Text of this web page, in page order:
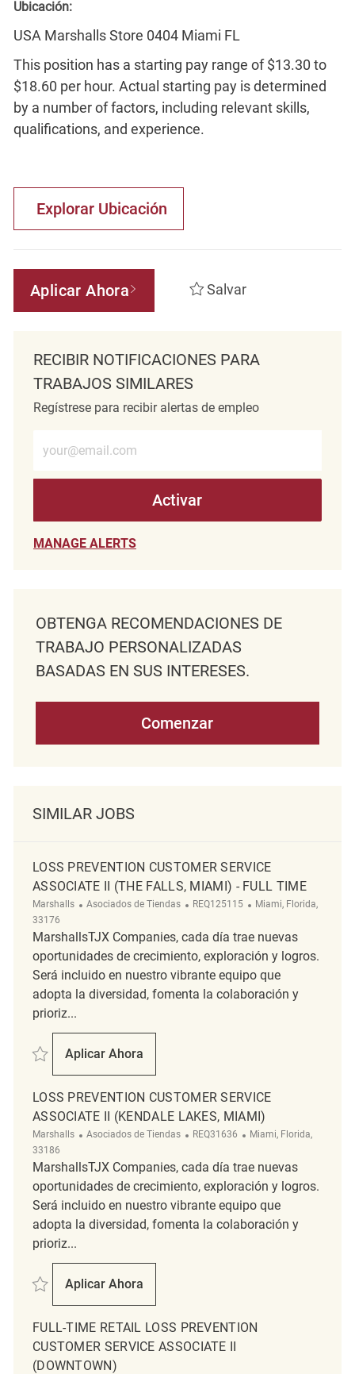
Ubicación:
USA Marshalls Store 0404 Miami FL
This position has a starting pay range of $13.30 to
$18.60 per hour. Actual starting pay is determined
by a number of factors, including relevant skills,
qualifications, and experience.
Explorar Ubicación
Aplicar Ahora Salvar
RECIBIR NOTIFICACIONES PARA
TRABAJOS SIMILARES
Regístrese para recibir alertas de empleo
Activar
MANAGE ALERTS
OBTENGA RECOMENDACIONES DE
TRABAJO PERSONALIZADAS
BASADAS EN SUS INTERESES.
Comenzar
SIMILAR JOBS
LOSS PREVENTION CUSTOMER SERVICE
ASSOCIATE II (THE FALLS, MIAMI) - FULL TIME
Marshalls Categoría
Asociados de Tiendas ReqId
REQ125115 Ubicación
Miami, Florida,
33176
MarshallsTJX Companies, cada día trae nuevas
oportunidades de crecimiento, exploración y logros.
Será incluido en nuestro vibrante equipo que
adopta la diversidad, fomenta la colaboración y
prioriz...
Salvar Loss Prevention Customer Service Associate II (The Falls, Miami)
Aplicar Ahora
Loss Prevention Customer Service
LOSS PREVENTION CUSTOMER SERVICE
ASSOCIATE II (KENDALE LAKES, MIAMI)
Marshalls Categoría
Asociados de Tiendas ReqId
REQ31636 Ubicación
Miami, Florida,
33186
MarshallsTJX Companies, cada día trae nuevas
oportunidades de crecimiento, exploración y logros.
Será incluido en nuestro vibrante equipo que
adopta la diversidad, fomenta la colaboración y
prioriz...
Salvar Loss Prevention Customer Service Associate II (Kendale Lakes,
Aplicar Ahora
Loss Prevention Customer Service
FULL-TIME RETAIL LOSS PREVENTION
CUSTOMER SERVICE ASSOCIATE II
(DOWNTOWN)